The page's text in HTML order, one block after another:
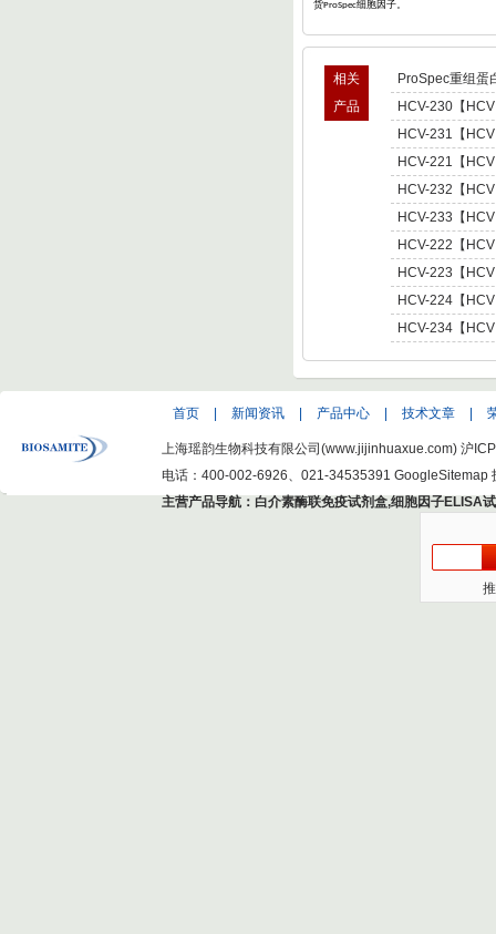
货ProSpec细胞因子。
相关
产品
ProSpec重组蛋
HCV-230【
型肝炎病毒
Hepatitis C
HCV-231【
型肝炎病毒
Hepatitis C
HCV-221【
肝炎病毒NS5,
C Virus NS5
HCV-232【
型肝炎病毒
Hepatitis C
HCV-233【
型肝炎病毒
Hepatitis C
HCV-222【
肝炎病毒NS5,
C Virus NS5
HCV-223【
肝炎病毒NS5,
C Virus NS5
HCV-224【
肝炎病毒NS5,
HCV-234【
Hepatitis C Virus
首页 新闻资讯 产品中心 技术文章
上海瑶韵生物科技有限公司(www.jijinhuaxue.com) 沪
电话：400-002-6926、021-34535391 GoogleSitemap
主营产品导航： 白介素酶联免疫试剂盒,细胞因子ELISA